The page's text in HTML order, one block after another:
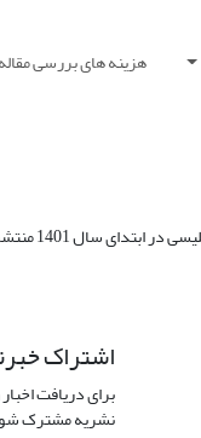
هزینه های بررسی مقاله
به اطلاع می
اشتراک
برای دریافت
نشریه مشترک